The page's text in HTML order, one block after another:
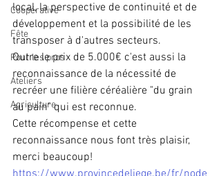
Coopérative
Fête
Pour les pros
Ateliers
Agriculture
local, la perspective de continuité et de
développement et la possibilité de les
transposer à d'autres secteurs.
Outre le prix de 5.000€ c'est aussi la
reconnaissance de la nécessité de
recréer une filière céréalière "du grain
au pain" qui est reconnue.
Cette récompense et cette
reconnaissance nous font très plaisir,
merci beaucoup!